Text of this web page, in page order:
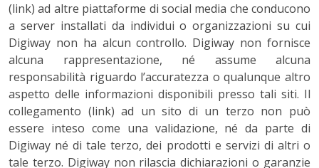
(link) ad altre piattaforme di social media che conducono
a server installati da individui o organizzazioni su cui
Digiway non ha alcun controllo. Digiway non fornisce
alcuna rappresentazione, né assume alcuna
responsabilità riguardo l’accuratezza o qualunque altro
aspetto delle informazioni disponibili presso tali siti. Il
collegamento (link) ad un sito di un terzo non può
essere inteso come una validazione, né da parte di
Digiway né di tale terzo, dei prodotti e servizi di altri o
tale terzo. Digiway non rilascia dichiarazioni o garanzie